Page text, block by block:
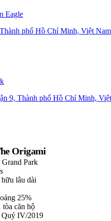
Eagle
phố Hồ Chí Minh, Việt Nam
9, Thành phố Hồ Chí Minh,
Origami
Park
hữu lâu dài
25%
tòa căn hộ
Quý IV/2019